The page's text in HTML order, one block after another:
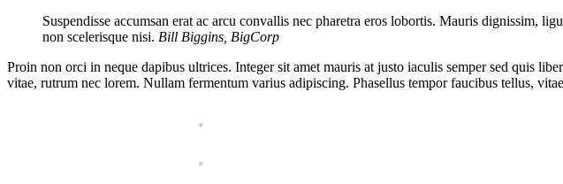
Suspendisse accumsan erat ac arcu convallis nec pharetra eros lobortis. Mauris dignissim,
non scelerisque nisi. Bill Biggins, BigCorp
Proin non orci in neque dapibus ultrices. Integer sit amet mauris at justo iaculis semper sed quis
vitae, rutrum nec lorem. Nullam fermentum varius adipiscing. Phasellus tempor faucibus tellus,